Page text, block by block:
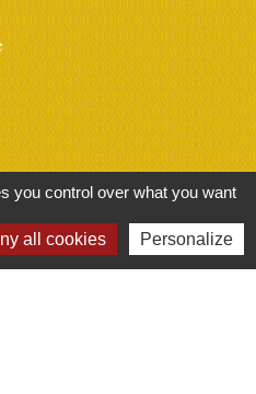
you control over what you want
all cookies Personalize